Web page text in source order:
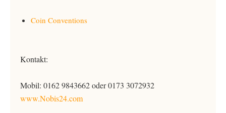
Coin Conventions
Kontakt:
Mobil: 0162 9843662 oder 0173 3072932
www.Nobis24.com